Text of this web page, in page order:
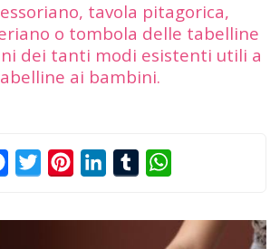
tavola pitagorica,
o tombola delle tabelline
dei tanti modi esistenti utili a
ai bambini.
FacebookTwitterPinterestLinkedInTumblr